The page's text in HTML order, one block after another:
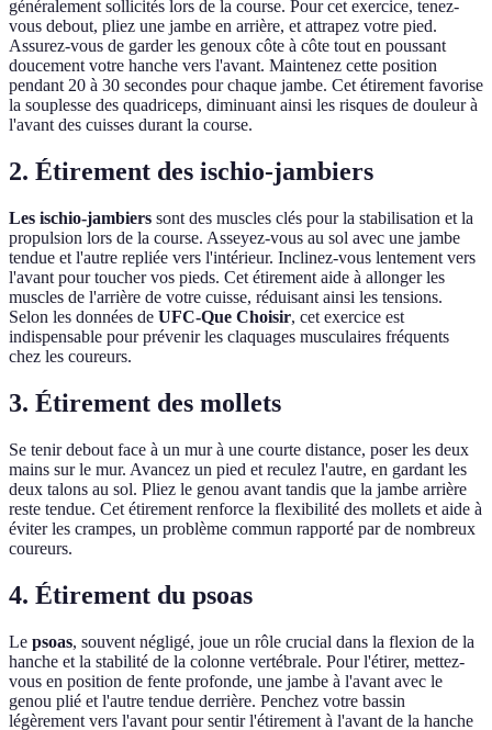
généralement sollicités lors de la course. Pour cet exercice, tenez-
vous debout, pliez une jambe en arrière, et attrapez votre pied.
Assurez-vous de garder les genoux côte à côte tout en poussant
doucement votre hanche vers l'avant. Maintenez cette position
pendant 20 à 30 secondes pour chaque jambe. Cet étirement favorise
la souplesse des quadriceps, diminuant ainsi les risques de douleur à
l'avant des cuisses durant la course.
2. Étirement des ischio-jambiers
Les ischio-jambiers sont des muscles clés pour la stabilisation et la
propulsion lors de la course. Asseyez-vous au sol avec une jambe
tendue et l'autre repliée vers l'intérieur. Inclinez-vous lentement vers
l'avant pour toucher vos pieds. Cet étirement aide à allonger les
muscles de l'arrière de votre cuisse, réduisant ainsi les tensions.
Selon les données de UFC-Que Choisir, cet exercice est
indispensable pour prévenir les claquages musculaires fréquents
chez les coureurs.
3. Étirement des mollets
Se tenir debout face à un mur à une courte distance, poser les deux
mains sur le mur. Avancez un pied et reculez l'autre, en gardant les
deux talons au sol. Pliez le genou avant tandis que la jambe arrière
reste tendue. Cet étirement renforce la flexibilité des mollets et aide à
éviter les crampes, un problème commun rapporté par de nombreux
coureurs.
4. Étirement du psoas
Le psoas, souvent négligé, joue un rôle crucial dans la flexion de la
hanche et la stabilité de la colonne vertébrale. Pour l'étirer, mettez-
vous en position de fente profonde, une jambe à l'avant avec le
genou plié et l'autre tendue derrière. Penchez votre bassin
légèrement vers l'avant pour sentir l'étirement à l'avant de la hanche